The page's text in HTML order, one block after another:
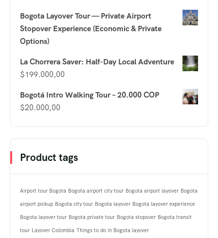
Bogota Layover Tour — Private Airport
Stopover Experience (Economic & Private
Options)
La Chorrera Saver: Half-Day Local Adventure
$199.000,00
Bogotá Intro Walking Tour – 20.000 COP
$20.000,00
Product tags
Airport tour Bogota Bogota airport city tour Bogota airport layover Bogota
airport pickup Bogota city tour Bogota layover Bogota layover experience
Bogota layover tour Bogota private tour Bogota stopover Bogota transit
tour Layover Colombia Things to do in Bogota layover